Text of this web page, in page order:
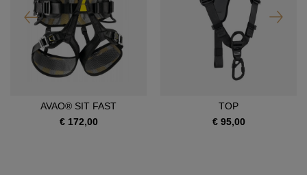
AVAO® SIT FAST
€ 172,00
TOP
€ 95,00